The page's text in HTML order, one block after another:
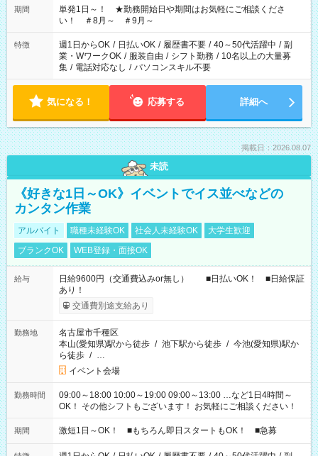
期間
単発1日～！ ★勤務開始日や期間はお気軽にご相談くださ
い！ ＃8月～ ＃9月～
特徴 週1日からOK / 日払いOK / 履歴書不要 / 40～50代活躍中 / 副
業・WワークOK / 服装自由 / シフト勤務 / 10名以上の大量募
集 / 電話対応なし / パソコンスキル不要
気になる！ 応募する 詳細へ
掲載日：2026.08.07
未読
《好きな1日～OK》イベントでイス並べなどの
カンタン作業
アルバイト 職種未経験OK 社会人未経験OK
大学生歓迎
ブランクOK
WEB登録・面接OK
給与
日給9600円（交通費込みor無し） ■日払いOK！ ■日給保証
あり！
交通費別途支給あり
勤務地
名古屋市千種区
本山(愛知県)駅から徒歩 / 池下駅から徒歩 / 今池(愛知県)駅か
ら徒歩 / …
イベント会場
勤務時間
09:00～18:00 10:00～19:00 09:00～13:00 …など1日4時間～
OK！ その他シフトもございます！ お気軽にご相談ください！
期間 激短1日～OK！ ■もちろん即日スタートもOK！ ■急募